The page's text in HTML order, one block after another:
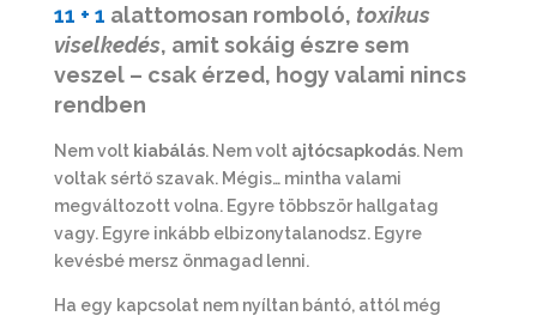
11 + 1 alattomosan romboló, toxikus
viselkedés, amit sokáig észre sem
veszel – csak érzed, hogy valami nincs
rendben
Nem volt kiabálás. Nem volt ajtócsapkodás. Nem
voltak sértő szavak. Mégis… mintha valami
megváltozott volna. Egyre többször hallgatag
vagy. Egyre inkább elbizonytalanodsz. Egyre
kevésbé mersz önmagad lenni.
Ha egy kapcsolat nem nyíltan bántó, attól még